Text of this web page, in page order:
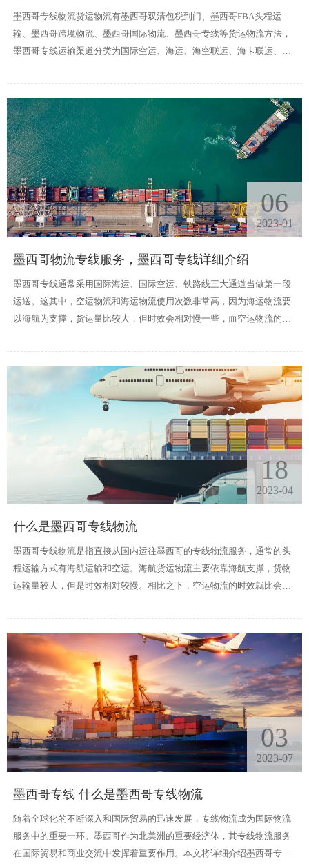
墨西哥专线物流货运物流有墨西哥双清包税到门、墨西哥FBA头程运
输、墨西哥跨境物流、墨西哥国际物流、墨西哥专线等货运物流方法，
墨西哥专线运输渠道分类为国际空运、海运、海空联运、海卡联运、空
06
2023-01
墨西哥物流专线服务，墨西哥专线详细介绍
墨西哥专线通常采用国际海运、国际空运、铁路线三大通道当做第一段
运送。这其中，空运物流和海运物流使用次数非常高，因为海运物流要
以海航为支撑，货运量比较大，但时效会相对慢一些，而空运物流的时
务的专线运输企业。目前，我国现有多家专线物流公司为墨西哥货物运
输市场提供专线物流服务，服务于中国跨境卖家。无论选择什么样的专
线物流方法，及时性基本都是比较有保障的。
18
2023-04
什么是墨西哥专线物流
墨西哥专线物流是指直接从国内运往墨西哥的专线物流服务，通常的头
程运输方式有海航运输和空运。海航货运物流主要依靠海航支撑，货物
运输量较大，但是时效相对较慢。相比之下，空运物流的时效就比会海
03
2023-07
墨西哥专线 什么是墨西哥专线物流
随着全球化的不断深入和国际贸易的迅速发展，专线物流成为国际物流
服务中的重要一环。墨西哥作为北美洲的重要经济体，其专线物流服务
在国际贸易和商业交流中发挥着重要作用。本文将详细介绍墨西哥专线